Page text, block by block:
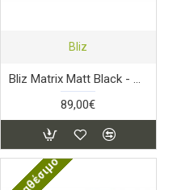
Bliz
Bliz Matrix Matt Black - Blue Lens
89,00€